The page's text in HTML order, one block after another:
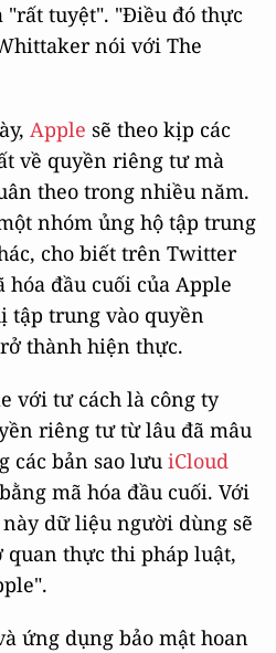
"rất tuyệt". "Điều đó thực
nói với The
Apple sẽ theo kịp các
về quyền riêng tư mà
theo trong nhiều năm.
nhóm ủng hộ tập trung
cho biết trên Twitter
hóa đầu cuối của Apple
tập trung vào quyền
thành hiện thực.
với tư cách là công ty
riêng tư từ lâu đã mâu
các bản sao lưu iCloud‌
mã hóa đầu cuối. Với
dữ liệu người dùng sẽ
quan thực thi pháp luật,
ứng dụng bảo mật hoan